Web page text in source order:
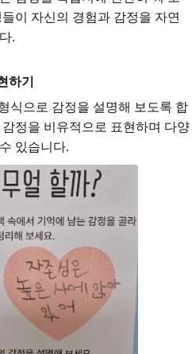
이 자신의 경험과 감정을 자연
.
하기
식으로 감정을 설명해 보도록 합
정을 비유적으로 표현하며 다양
있습니다.